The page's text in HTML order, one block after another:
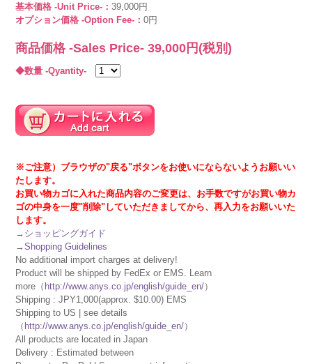
基本価格 -Unit Price-：39,000円
オプション価格 -Option Fee-：0円
商品価格 -Sales Price-39,000 円(税別)
◆数量 -Qyantity-
※ご注意）ブラウザの"戻る"ボタンをお使いにならないようお願いい
たします。
お買い物カゴに入れた商品内容のご変更は、お手数ですがお買い物カ
ゴの中身を一度"削除"していただきましてから、再入力をお願いいた
します。
→ ショッピングガイド
→Shopping Guidelines
No additional import charges at delivery!
Product will be shipped by FedEx or EMS. Learn
more（ http://www.anys.co.jp/english/guide_en/）
Shipping : JPY1,000(approx. $10.00) EMS
Shipping to US | see details
（ http://www.anys.co.jp/english/guide_en/）
All products are located in Japan
Delivery : Estimated between